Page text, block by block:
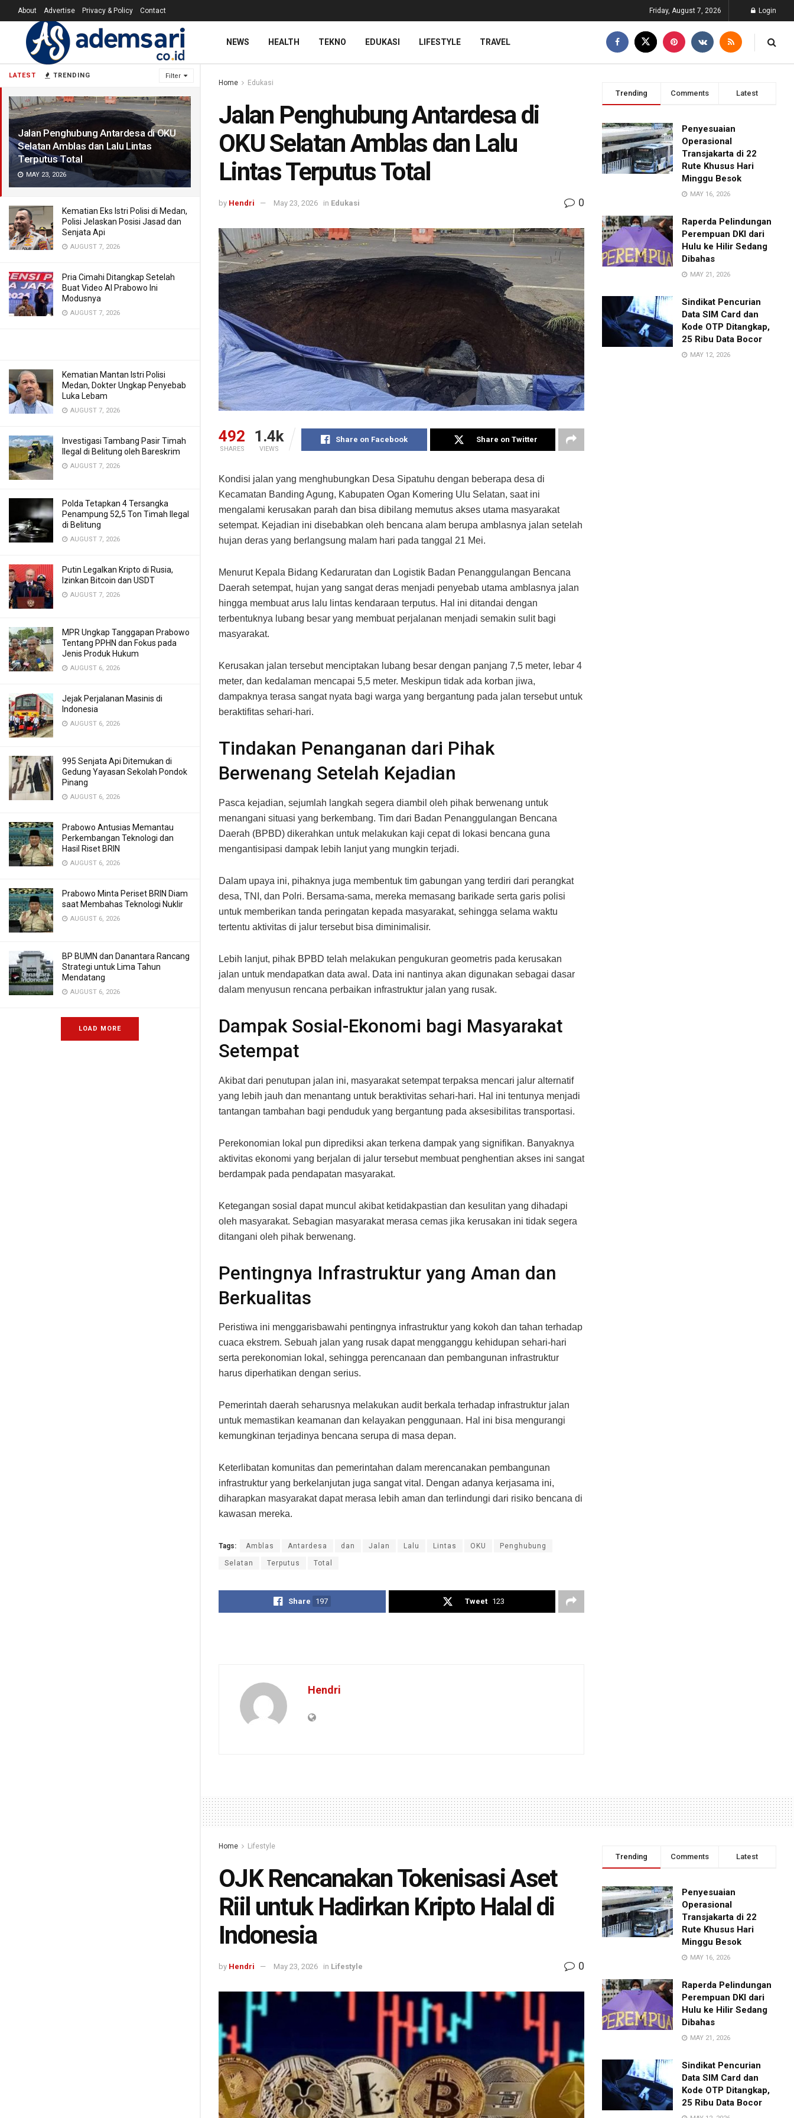
LATEST TRENDING Filter
Jalan Penghubung Antardesa di OKU
Selatan Amblas dan Lalu Lintas
Terputus Total
MAY 23, 2026
Kematian Eks Istri Polisi di Medan,
Polisi Jelaskan Posisi Jasad dan
Senjata Api
AUGUST 7, 2026
Pria Cimahi Ditangkap Setelah
Buat Video AI Prabowo Ini
Modusnya
AUGUST 7, 2026
Kematian Mantan Istri Polisi
Medan, Dokter Ungkap Penyebab
Luka Lebam
AUGUST 7, 2026
Investigasi Tambang Pasir Timah
Ilegal di Belitung oleh Bareskrim
AUGUST 7, 2026
Polda Tetapkan 4 Tersangka
Penampung 52,5 Ton Timah Ilegal
di Belitung
AUGUST 7, 2026
Putin Legalkan Kripto di Rusia,
Izinkan Bitcoin dan USDT
AUGUST 7, 2026
MPR Ungkap Tanggapan Prabowo
Tentang PPHN dan Fokus pada
Jenis Produk Hukum
AUGUST 6, 2026
Jejak Perjalanan Masinis di
Indonesia
AUGUST 6, 2026
995 Senjata Api Ditemukan di
Gedung Yayasan Sekolah Pondok
Pinang
AUGUST 6, 2026
Prabowo Antusias Memantau
Perkembangan Teknologi dan
Hasil Riset BRIN
AUGUST 6, 2026
Prabowo Minta Periset BRIN Diam
saat Membahas Teknologi Nuklir
AUGUST 6, 2026
BP BUMN dan Danantara Rancang
Strategi untuk Lima Tahun
Mendatang
AUGUST 6, 2026
LOAD MORE
About Advertise Privacy & Policy Contact Friday, August 7, 2026 Login
NEWS HEALTH TEKNO EDUKASI LIFESTYLE TRAVEL
Home Edukasi
Jalan Penghubung Antardesa di
OKU Selatan Amblas dan Lalu
Lintas Terputus Total
by Hendri May 23, 2026 in Edukasi 0
492
SHARES
1.4k
VIEWS
Share on Facebook Share on Twitter
Kondisi jalan yang menghubungkan Desa Sipatuhu dengan beberapa desa di
Kecamatan Banding Agung, Kabupaten Ogan Komering Ulu Selatan, saat ini
mengalami kerusakan parah dan bisa dibilang memutus akses utama masyarakat
setempat. Kejadian ini disebabkan oleh bencana alam berupa amblasnya jalan setelah
hujan deras yang berlangsung malam hari pada tanggal 21 Mei.
Menurut Kepala Bidang Kedaruratan dan Logistik Badan Penanggulangan Bencana
Daerah setempat, hujan yang sangat deras menjadi penyebab utama amblasnya jalan
hingga membuat arus lalu lintas kendaraan terputus. Hal ini ditandai dengan
terbentuknya lubang besar yang membuat perjalanan menjadi semakin sulit bagi
masyarakat.
Kerusakan jalan tersebut menciptakan lubang besar dengan panjang 7,5 meter, lebar 4
meter, dan kedalaman mencapai 5,5 meter. Meskipun tidak ada korban jiwa,
dampaknya terasa sangat nyata bagi warga yang bergantung pada jalan tersebut untuk
beraktifitas sehari-hari.
Tindakan Penanganan dari Pihak
Berwenang Setelah Kejadian
Pasca kejadian, sejumlah langkah segera diambil oleh pihak berwenang untuk
menangani situasi yang berkembang. Tim dari Badan Penanggulangan Bencana
Daerah (BPBD) dikerahkan untuk melakukan kaji cepat di lokasi bencana guna
mengantisipasi dampak lebih lanjut yang mungkin terjadi.
Dalam upaya ini, pihaknya juga membentuk tim gabungan yang terdiri dari perangkat
desa, TNI, dan Polri. Bersama-sama, mereka memasang barikade serta garis polisi
untuk memberikan tanda peringatan kepada masyarakat, sehingga selama waktu
tertentu aktivitas di jalur tersebut bisa diminimalisir.
Lebih lanjut, pihak BPBD telah melakukan pengukuran geometris pada kerusakan
jalan untuk mendapatkan data awal. Data ini nantinya akan digunakan sebagai dasar
dalam menyusun rencana perbaikan infrastruktur jalan yang rusak.
Dampak Sosial-Ekonomi bagi Masyarakat
Setempat
Akibat dari penutupan jalan ini, masyarakat setempat terpaksa mencari jalur alternatif
yang lebih jauh dan menantang untuk beraktivitas sehari-hari. Hal ini tentunya menjadi
tantangan tambahan bagi penduduk yang bergantung pada aksesibilitas transportasi.
Perekonomian lokal pun diprediksi akan terkena dampak yang signifikan. Banyaknya
aktivitas ekonomi yang berjalan di jalur tersebut membuat penghentian akses ini sangat
berdampak pada pendapatan masyarakat.
Ketegangan sosial dapat muncul akibat ketidakpastian dan kesulitan yang dihadapi
oleh masyarakat. Sebagian masyarakat merasa cemas jika kerusakan ini tidak segera
ditangani oleh pihak berwenang.
Pentingnya Infrastruktur yang Aman dan
Berkualitas
Peristiwa ini menggarisbawahi pentingnya infrastruktur yang kokoh dan tahan terhadap
cuaca ekstrem. Sebuah jalan yang rusak dapat mengganggu kehidupan sehari-hari
serta perekonomian lokal, sehingga perencanaan dan pembangunan infrastruktur
harus diperhatikan dengan serius.
Pemerintah daerah seharusnya melakukan audit berkala terhadap infrastruktur jalan
untuk memastikan keamanan dan kelayakan penggunaan. Hal ini bisa mengurangi
kemungkinan terjadinya bencana serupa di masa depan.
Keterlibatan komunitas dan pemerintahan dalam merencanakan pembangunan
infrastruktur yang berkelanjutan juga sangat vital. Dengan adanya kerjasama ini,
diharapkan masyarakat dapat merasa lebih aman dan terlindungi dari risiko bencana di
kawasan mereka.
Tags: Amblas Antardesa dan Jalan Lalu Lintas OKU Penghubung
Selatan Terputus Total
Share 197 Tweet 123
Hendri
Trending Comments Latest
Penyesuaian
Operasional
Transjakarta di 22
Rute Khusus Hari
Minggu Besok
MAY 16, 2026
Raperda Pelindungan
Perempuan DKI dari
Hulu ke Hilir Sedang
Dibahas
MAY 21, 2026
Sindikat Pencurian
Data SIM Card dan
Kode OTP Ditangkap,
25 Ribu Data Bocor
MAY 12, 2026
Home Lifestyle
OJK Rencanakan Tokenisasi Aset
Riil untuk Hadirkan Kripto Halal di
Indonesia
by Hendri May 23, 2026 in Lifestyle 0
Trending Comments Latest
Penyesuaian
Operasional
Transjakarta di 22
Rute Khusus Hari
Minggu Besok
MAY 16, 2026
Raperda Pelindungan
Perempuan DKI dari
Hulu ke Hilir Sedang
Dibahas
MAY 21, 2026
Sindikat Pencurian
Data SIM Card dan
Kode OTP Ditangkap,
25 Ribu Data Bocor